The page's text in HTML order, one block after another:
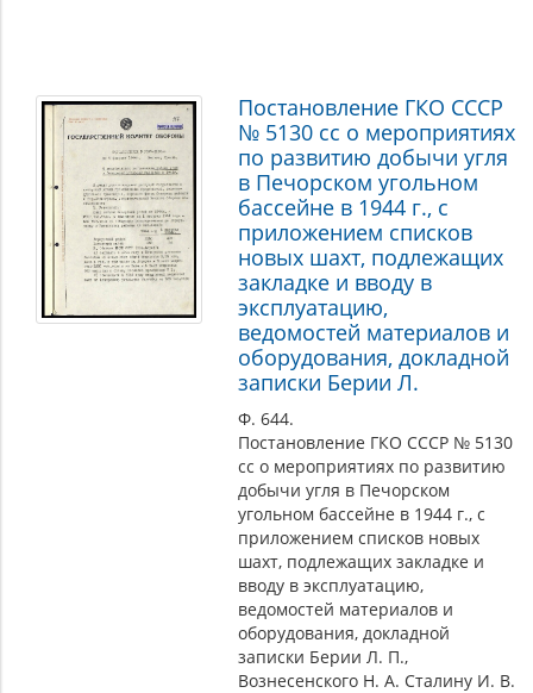
Постановление ГКО СССР
№ 5130 сс о мероприятиях
по развитию добычи угля
в Печорском угольном
бассейне в 1944 г., с
приложением списков
новых шахт, подлежащих
закладке и вводу в
эксплуатацию,
ведомостей материалов и
оборудования, докладной
записки Берии Л.
Ф. 644.
Постановление ГКО СССР № 5130
сс о мероприятиях по развитию
добычи угля в Печорском
угольном бассейне в 1944 г., с
приложением списков новых
шахт, подлежащих закладке и
вводу в эксплуатацию,
ведомостей материалов и
оборудования, докладной
записки Берии Л. П.,
Вознесенского Н. А. Сталину И. В.